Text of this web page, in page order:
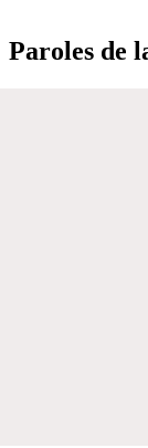
Paroles de